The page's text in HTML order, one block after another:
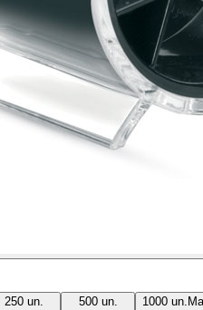
250 un.
500 un.
1000 un.